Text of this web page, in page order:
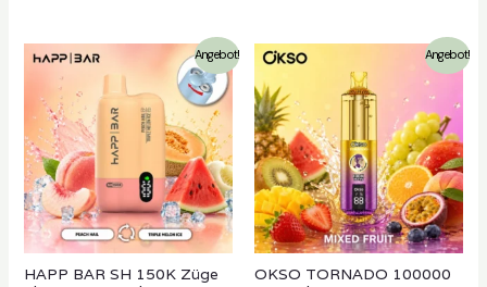
Angebot!
HAPP BAR SH 150K Züge
Angebot!
OKSO TORNADO 100000